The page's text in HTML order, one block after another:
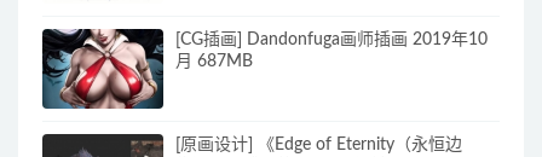
[CG插画] Dandonfuga画师插画 2019年10
月 687MB
[原画设计] 《Edge of Eternity（永恒边